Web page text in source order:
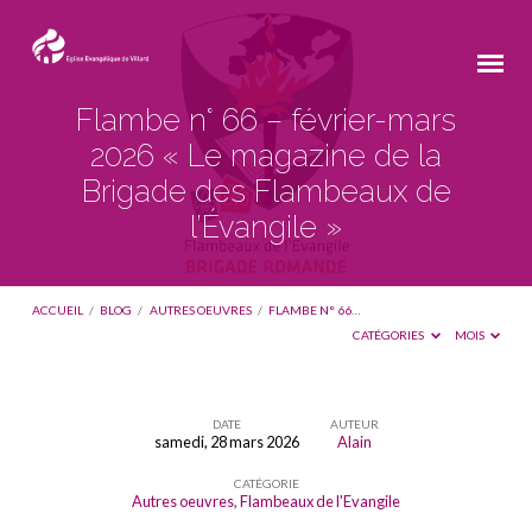
Flambe n° 66 – février-mars
2026 « Le magazine de la
Brigade des Flambeaux de
l’Évangile »
ACCUEIL / BLOG / AUTRES OEUVRES / FLAMBE N° 66…
CATÉGORIES
MOIS
DATE
samedi, 28 mars 2026
AUTEUR
Alain
CATÉGORIE
Autres oeuvres,Flambeaux de l'Evangile